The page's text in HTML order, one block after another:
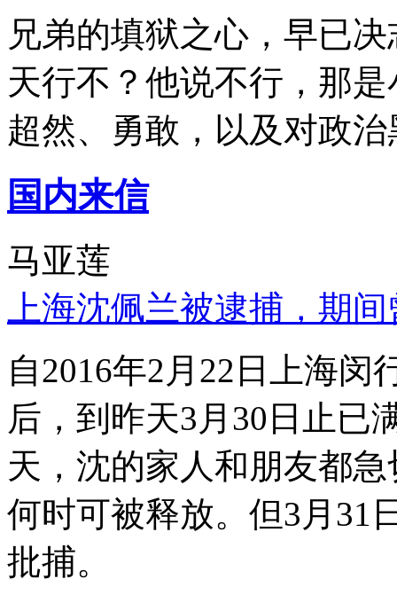
兄弟的填狱之心，早已
天行不？他说不行，那
超然、勇敢，以及对政
国内来信
马亚莲
上海沈佩兰被逮捕，期
自2016年2月22日上海
后，到昨天3月30日止已
天，沈的家人和朋友都
何时可被释放。但3月31
批捕。